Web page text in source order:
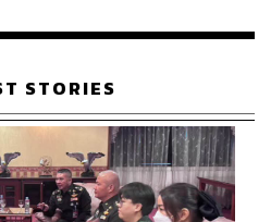
127
ธิต ผ่องธัญญา
การอาวุโส Estate Planning And
Office ธนาคารไทยพาณิชย์
STORIES